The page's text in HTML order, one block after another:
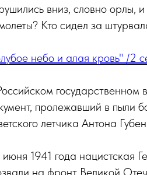
вниз, словно орлы,
Кто сидел за
небо и алая кровь" /2
пролежавший в пыли
летчика Антона
1941 года нацистская
на фронт Великой